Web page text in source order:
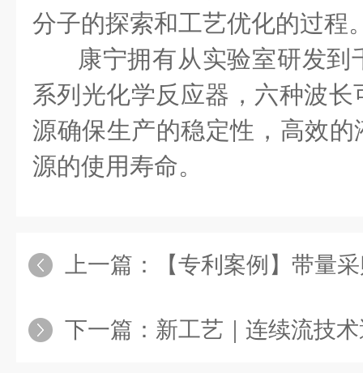
分子的探索和工艺优化的过程
康宁拥有从实验室研发到
系列光化学反应器，六种波
源确保生产的稳定性，高效的
源的使用寿命。
上一篇： 【专利案例】带量采购药品
下一篇： 新工艺｜连续流技术遇到酶催化